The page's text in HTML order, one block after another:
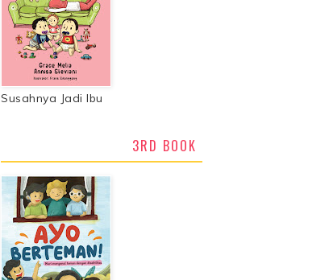
Susahnya Jadi Ibu
3RD BOOK